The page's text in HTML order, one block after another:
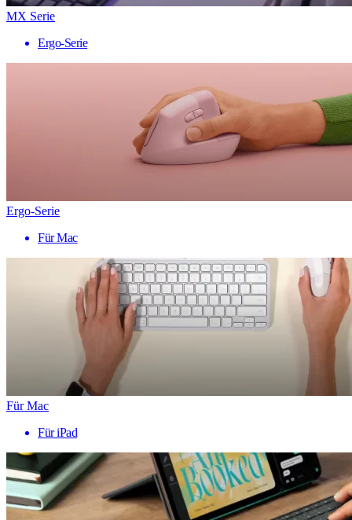
MX Serie
Ergo-Serie
Ergo-Serie
Für Mac
Für Mac
Für iPad